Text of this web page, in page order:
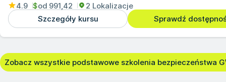
4.9 $od 991,42
2 Lokalizacje
Szczegóły kursu
Sprawdź
Zobacz wszystkie podstawowe szkolenia bezpieczeństwa